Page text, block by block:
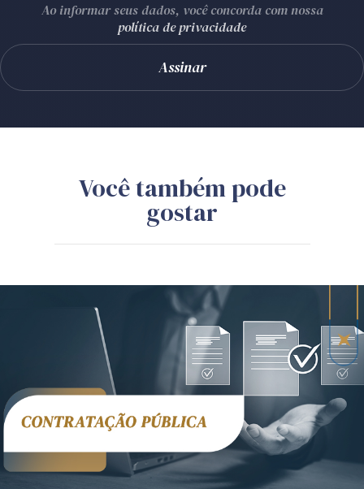
Ao informar seus dados, você concorda com nossa
política de privacidade
Você também pode
gostar